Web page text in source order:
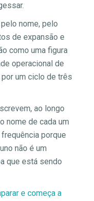
nome, pelo
de expansão e
como uma figura
operacional de
um ciclo de três
ao longo
nome de cada um
porque
não é um
que está sendo
e começa a